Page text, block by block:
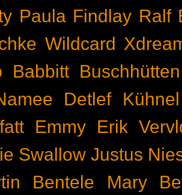
Paula Findlay Ralf
Wildcard
Babbitt Buschhütten
Detlef Kühnel
Emmy
Erik
Swallow Justus
Bentele
Mary